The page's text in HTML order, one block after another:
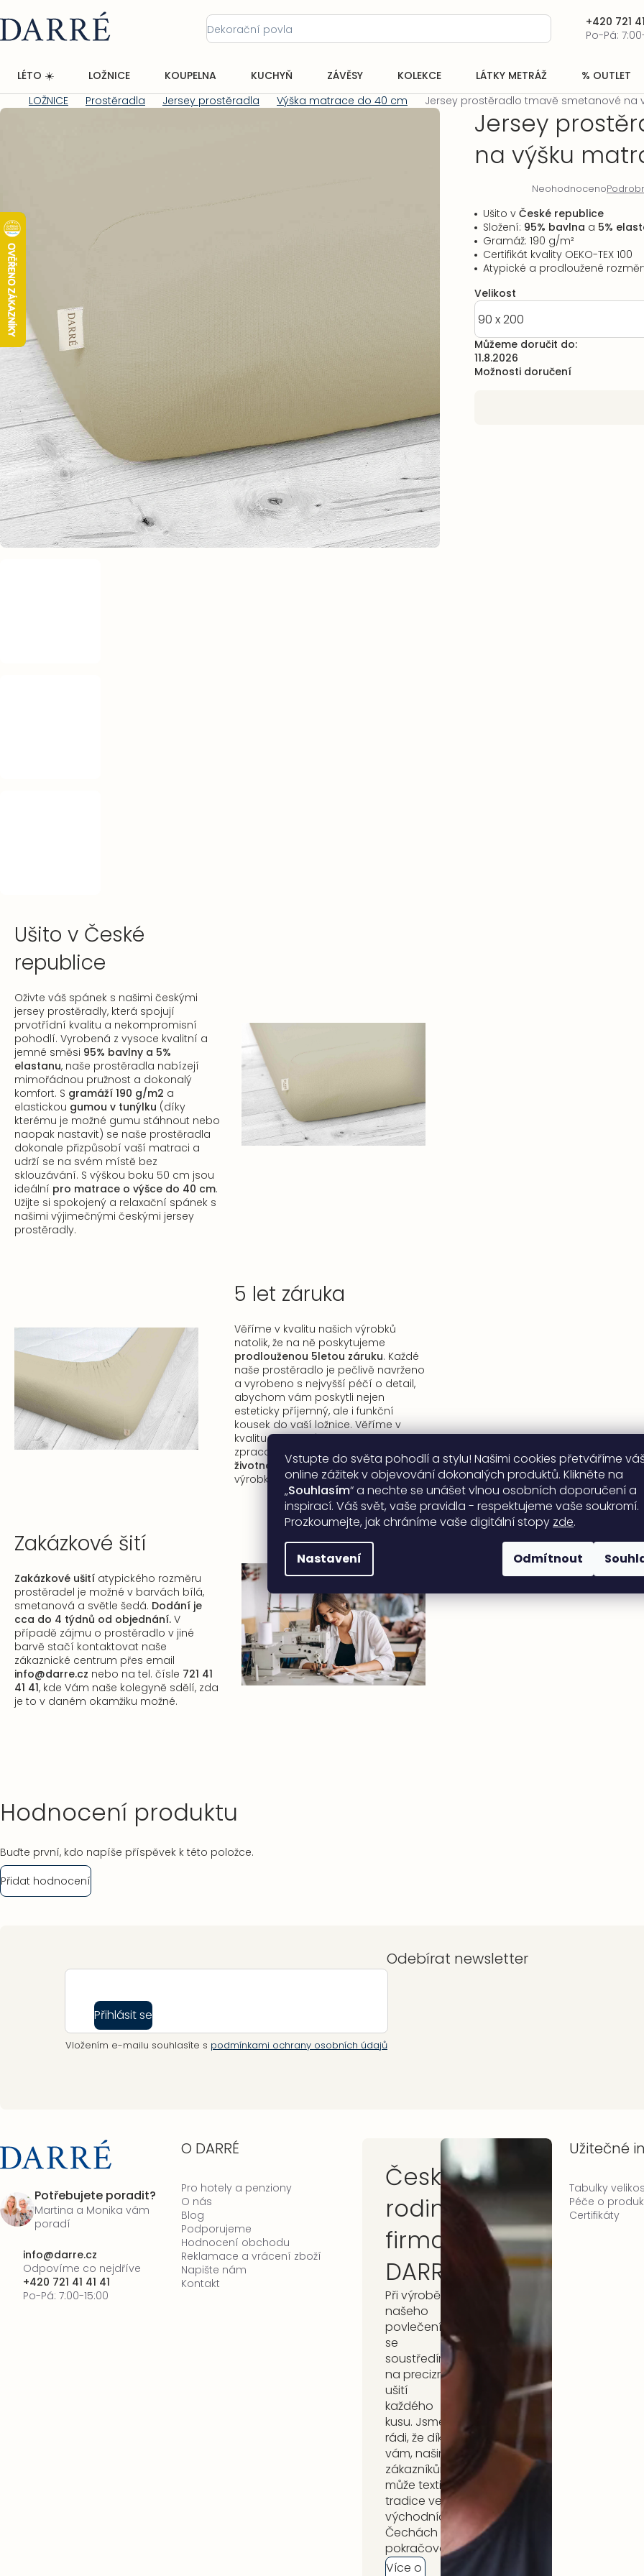
Vstupte do světa pohodlí a stylu! Našimi cookies přetváříme
online zážitek v objevování dokonalých produktů. Klikněte na
„Souhlasím“ a nechte se unášet vlnou osobních doporučení a
inspirací. Váš svět, vaše pravidla - respektujeme vaše soukromí.
Prozkoumejte, jak chráníme vaše digitální stopy zde.
Nastavení Odmítnout
na
obsah
+420 721
Po-Pá:
LÉTO ☀️ LOŽNICE KOUPELNA KUCHYŇ ZÁVĚSY KOLEKCE LÁTKY METRÁŽ % OUTLET
Domů
LOŽNICE Prostěradla Jersey prostěradla Výška matrace do 40 cm Jersey prostěradlo tmavě smetanové na
Ušito v České
republice
Oživte váš spánek s našimi českými
jersey prostěradly, která spojují
prvotřídní kvalitu a nekompromisní
pohodlí. Vyrobená z vysoce kvalitní a
jemné směsi 95% bavlny a 5%
elastanu, naše prostěradla nabízejí
mimořádnou pružnost a dokonalý
komfort. S gramáží 190 g/m2 a
elastickou gumou v tunýlku (díky
kterému je možné gumu stáhnout nebo
naopak nastavit) se naše prostěradla
dokonale přizpůsobí vaší matraci a
udrží se na svém místě bez
sklouzávání. S výškou boku 50 cm jsou
ideální pro matrace o výšce do 40 cm.
Užijte si spokojený a relaxační spánek s
našimi výjimečnými českými jersey
prostěradly.
5 let záruka
Věříme v kvalitu našich výrobků
natolik, že na ně poskytujeme
prodlouženou 5letou záruku. Každé
naše prostěradlo je pečlivě navrženo
a vyrobeno s nejvyšší péčí o detail,
abychom vám poskytli nejen
esteticky příjemný, ale i funkční
kousek do vaší ložnice. Věříme v
kvalitu materiálů a řemeslného
zpracování, které garantují
dlouhou
životnost a stálobarevnostnašich
výrobků.
Zakázkové šití
Zakázkové ušití atypického rozměru
prostěradel je možné v barvách bílá,
smetanová a světle šedá. Dodání je
cca do 4 týdnů od objednání. V
případě zájmu o prostěradlo v jiné
barvě stačí kontaktovat naše
zákaznické centrum přes email
info@darre.cz nebo na tel. čísle 721 41
41 41, kde Vám naše kolegyně sdělí, zda
je to v daném okamžiku možné.
Jersey
na výšku
hodnocení
produktu
0,0
hvězdiček.
Neohodnoceno
Velikost
Můžeme doručit do:
11.8.2026
Možnosti doručení
Ušito v České republice
Složení: 95% bavlna a 5%
Gramáž: 190 g/m²
Certifikát kvality OEKO-TEX 100
Atypické a prodloužené
Hodnocení produktu
Buďte první, kdo napíše příspěvek k této položce.
Přidat hodnocení
Potřebujete poradit?
Martina a Monika vám
poradí
info@darre.cz
Odpovíme co nejdříve
+420 721 41 41 41
Po-Pá: 7:00-15:00
Odebírat newsletter
Přihlásit se
Vložením e-mailu souhlasíte s podmínkami ochrany osobních údajů
O DARRÉ
Pro hotely a penziony
O nás
Blog
Podporujeme
Hodnocení obchodu
Reklamace a vrácení zboží
Napište nám
Kontakt
Česká
rodinná
firma
DARRÉ
Při výrobě
našeho
povlečení
se
soustředíme
na precizní
ušití
každého
kusu. Jsme
rádi, že díky
vám, našim
zákazníkům,
může textilní
tradice ve
východních
Čechách
pokračovat.
Více o
Užitečné
Tabulky
Péče o
Certifikáty